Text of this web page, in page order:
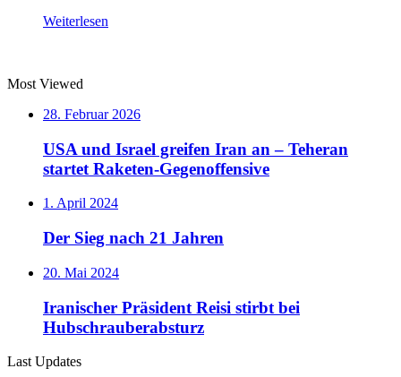
Weiterlesen
Most Viewed
28. Februar 2026
USA und Israel greifen Iran an – Teheran
startet Raketen-Gegenoffensive
1. April 2024
Der Sieg nach 21 Jahren
20. Mai 2024
Iranischer Präsident Reisi stirbt bei
Hubschrauberabsturz
Last Updates